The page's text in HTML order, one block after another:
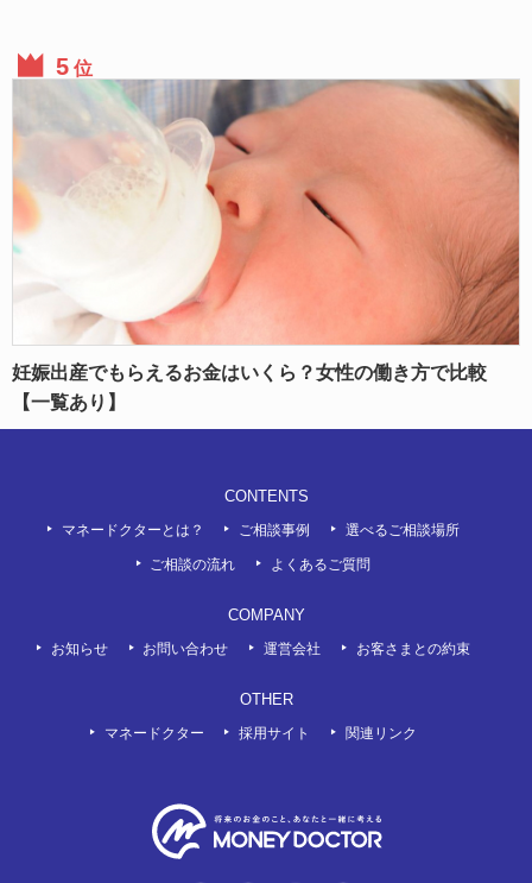
位
妊娠出産でもらえるお金はいくら？女性の働き方で比較
【一覧あり】
CONTENTS
マネードクターとは？ ご相談事例 選べるご相談場所
ご相談の流れ よくあるご質問
COMPANY
お知らせ お問い合わせ 運営会社 お客さまとの約束
OTHER
マネードクター 採用サイト 関連リンク